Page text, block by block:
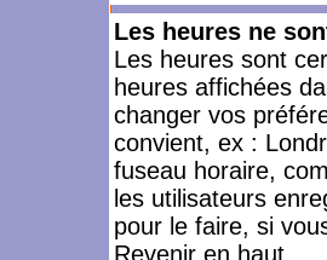
Les heures ne
Les heures sont
heures affichées
changer vos
convient, ex :
fuseau horaire,
les utilisateurs
pour le faire, si
Revenir en haut